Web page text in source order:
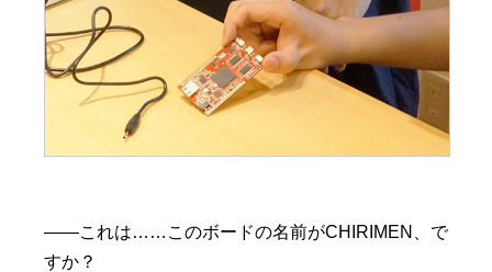
——これは……このボードの名前がCHIRIMEN、で
すか？